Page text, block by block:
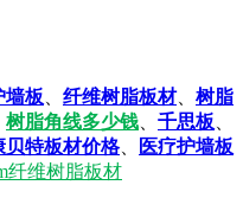
墙板 纤维树脂板材、 树脂
树脂角线多少钱 千思板
贝特板材价格、
医疗护墙板
纤维树脂板材